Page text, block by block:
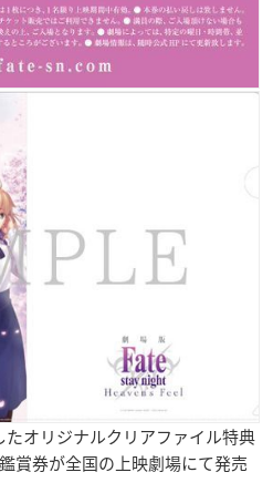
オリジナルクリアファイル特典
賞券が全国の上映劇場にて発売